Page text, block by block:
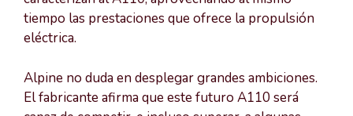
tiempo las prestaciones que ofrece la propulsión
eléctrica.
Alpine no duda en desplegar grandes ambiciones.
El fabricante afirma que este futuro A110 será